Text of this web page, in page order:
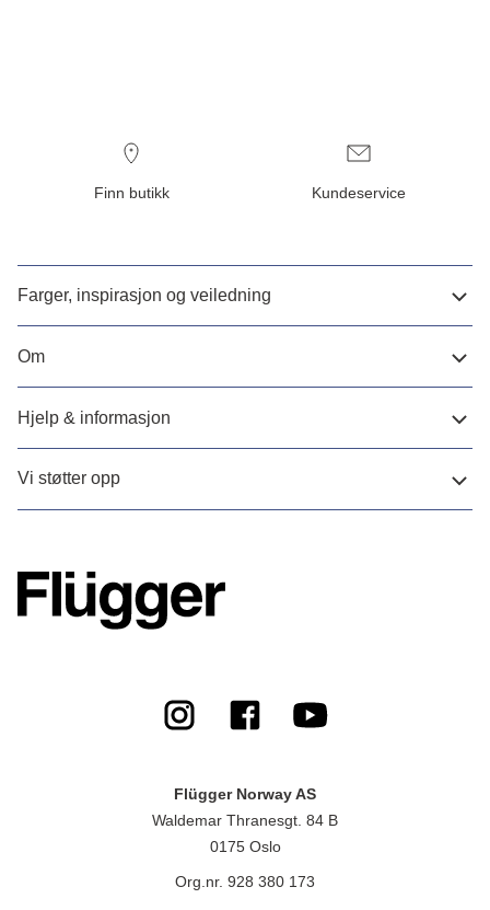
Finn butikk Kundeservice
Farger, inspirasjon og veiledning
Om
Hjelp & informasjon
Vi støtter opp
Flügger Norway AS
Waldemar Thranesgt. 84 B
0175 Oslo
Org.nr. 928 380 173